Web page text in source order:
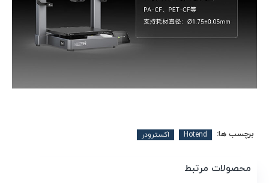
برچسب ها: Hotend اکسترودر
محصولات مرتبط